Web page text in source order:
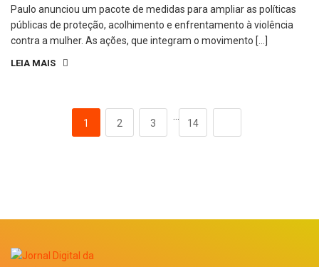
Paulo anunciou um pacote de medidas para ampliar as políticas
públicas de proteção, acolhimento e enfrentamento à violência
contra a mulher. As ações, que integram o movimento […]
LEIA MAIS
1 2 3 14